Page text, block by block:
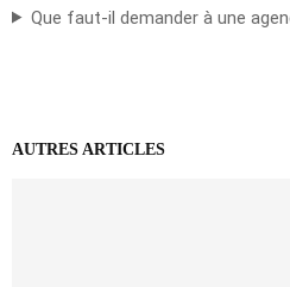
Que faut-il demander à une
AUTRES ARTICLES